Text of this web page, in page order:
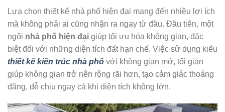
Lựa chọn thiết kế nhà phố hiện đại mang đến nhiều lợi ích
mà không phải ai cũng nhận ra ngay từ đầu. Đầu tiên, một
ngôi nhà phố hiện đại giúp tối ưu hóa không gian, đặc
biệt đối với những diện tích đất hạn chế. Việc sử dụng kiểu
thiết kế kiến trúc nhà phố với không gian mở, tối giản
giúp không gian trở nên rộng rãi hơn, tạo cảm giác thoáng
đãng, dễ chịu ngay cả khi diện tích không lớn.